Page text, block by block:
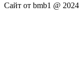
Сайт от bmb1 @ 2024